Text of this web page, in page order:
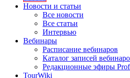
Новости и статьи
Все новости
Все статьи
Интервью
Вебинары
Расписание вебинаров
Каталог записей
Редакционные эфиры
TourWiki